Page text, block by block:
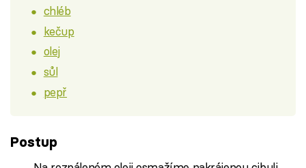
chléb
kečup
olej
sůl
pepř
Postup